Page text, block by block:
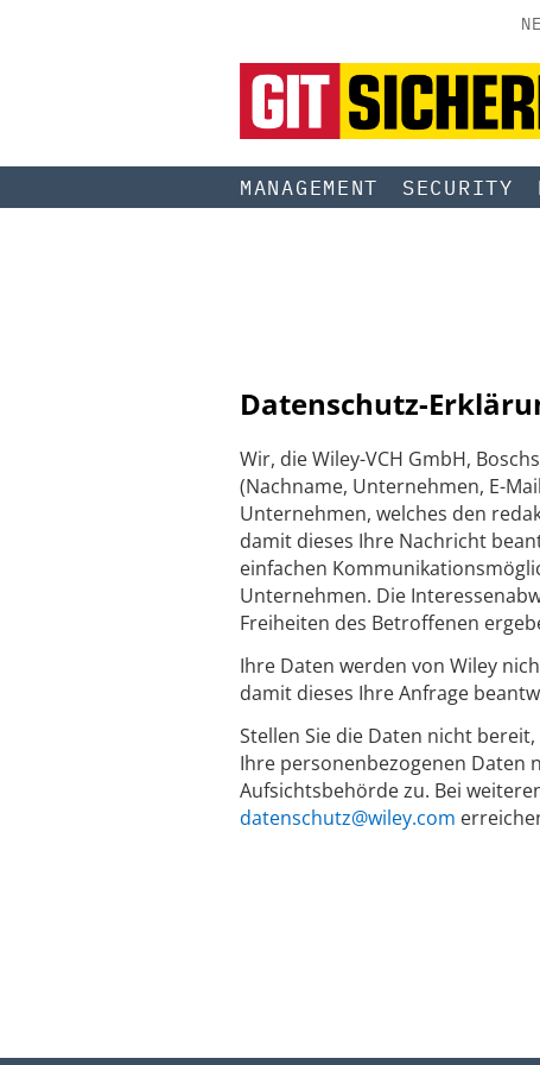
MANAGEMENT SECURITY
Datenschutz-
Wir, die Wiley-VCH GmbH,
(Nachname, Unternehmen, E-
Unternehmen, welches den
damit dieses Ihre Nachricht
einfachen
Unternehmen. Die
Freiheiten des Betroffenen
Ihre Daten werden von Wiley
damit dieses Ihre Anfrage
Stellen Sie die Daten nicht
Ihre personenbezogenen Daten
Aufsichtsbehörde zu. Bei
datenschutz@wiley.com